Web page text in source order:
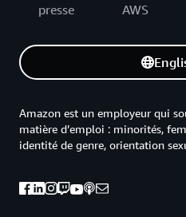
presse
AWS
Amazon est un employeur qui
matière d’emploi : minorités,
identité de genre, orientation